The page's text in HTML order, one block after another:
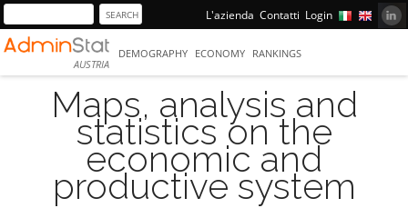
L'azienda Contatti Login
AUSTRIA
DEMOGRAPHY ECONOMY RANKINGS
Maps, analysis and
statistics on the
economic and
productive system